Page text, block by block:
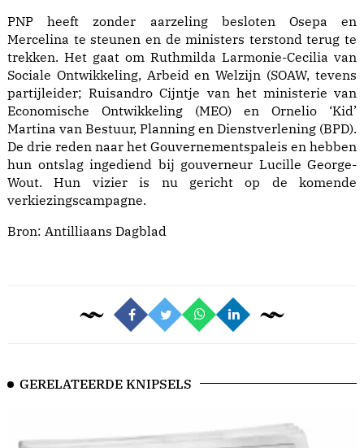
PNP heeft zonder aarzeling besloten Osepa en
Mercelina te steunen en de ministers terstond terug te
trekken. Het gaat om Ruthmilda Larmonie-Cecilia van
Sociale Ontwikkeling, Arbeid en Welzijn (SOAW, tevens
partijleider; Ruisandro Cijntje van het ministerie van
Economische Ontwikkeling (MEO) en Ornelio ‘Kid’
Martina van Bestuur, Planning en Dienstverlening (BPD).
De drie reden naar het Gouvernementspaleis en hebben
hun ontslag ingediend bij gouverneur Lucille George-
Wout. Hun vizier is nu gericht op de komende
verkiezingscampagne.
Bron: Antilliaans Dagblad
GERELATEERDE KNIPSELS